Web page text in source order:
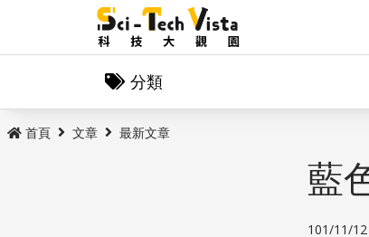
分類
首頁 文章 最新文章
藍
101/11/12